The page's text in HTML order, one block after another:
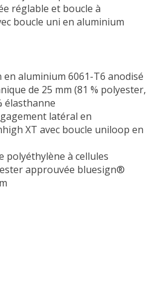
réglable et boucle à
boucle uni en aluminium
aluminium 6061-T6 anodisé
de 25 mm (81 % polyester,
élasthanne
latéral en
XT avec boucle uniloop en
polyéthylène à cellules
approuvée bluesign®